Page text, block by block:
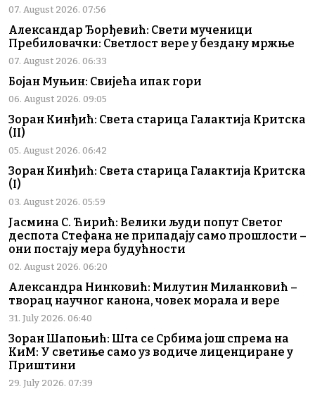
07. August 2026. 07:56
Александар Ђорђевић: Свети мученици
Пребиловачки: Светлост вере у бездану мржње
07. August 2026. 06:33
Бојан Муњин: Свијећа ипак гори
06. August 2026. 09:05
Зоран Кинђић: Света старица Галактија Критска
(II)
05. August 2026. 06:42
Зоран Кинђић: Света старица Галактија Критска
(I)
03. August 2026. 05:59
Јасмина С. Ћирић: Велики људи попут Светог
деспота Стефана не припадају само прошлости –
они постају мера будућности
02. August 2026. 06:20
Александра Нинковић: Милутин Миланковић –
творац научног канона, човек морала и вере
31. July 2026. 06:40
Зоран Шапоњић: Шта се Србима још спрема на
КиМ: У светиње само уз водиче лиценциране у
Приштини
29. July 2026. 07:39